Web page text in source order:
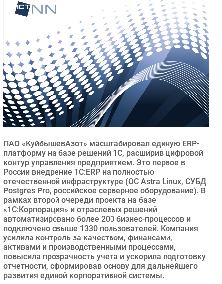
Маркетинг
Оборудование
ПО
Outsourcing
Кадры
Регулирование
Финансы
Web
Инновации
CIO/Управление ИТ
Гаджеты
Здоровье
РАЗДЕЛЫ
Новости
Аналитика
Интервью
Мероприятия
ПАО «КуйбышевАзот» масштабировал единую ERP-
платформу на базе решений 1С, расширив цифровой
контур управления предприятием. Это первое в
России внедрение 1С:ERP на полностью
отечественной инфраструктуре (ОС Astra Linux, СУБД
Postgres Pro, российское серверное оборудование). В
рамках второй очереди проекта на базе
«1С:Корпорация» и отраслевых решений
автоматизировано более 200 бизнес-процессов и
подключено свыше 1330 пользователей. Компания
усилила контроль за качеством, финансами,
активами и производственными процессами,
повысила прозрачность учета и ускорила подготовку
отчетности, сформировав основу для дальнейшего
развития единой корпоративной системы.